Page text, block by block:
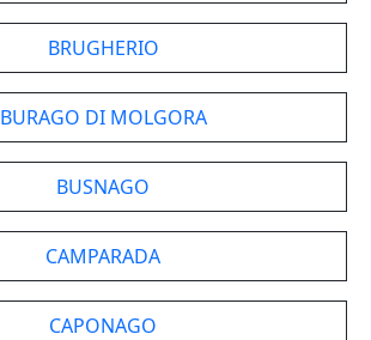
BRUGHERIO
BURAGO DI MOLGORA
BUSNAGO
CAMPARADA
CAPONAGO